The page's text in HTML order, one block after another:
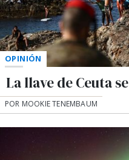
OPINIÓN
La llave de Ceuta
POR MOOKIE TENEMBAUM